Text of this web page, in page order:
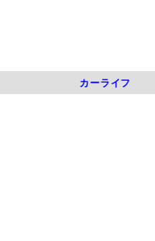
カーライフ